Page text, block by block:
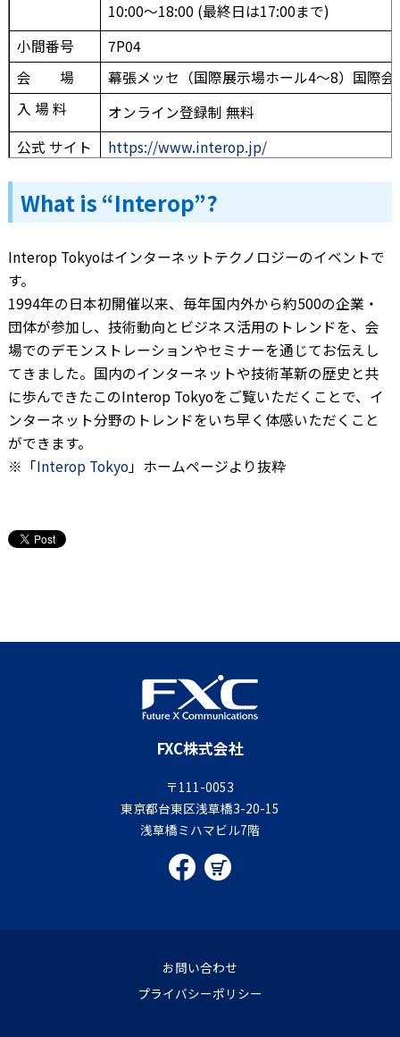
10:00～18:00 (最終日は17:00まで)
小間番号
7P04
会 場
幕張メッセ（国際展示場ホール4～8）国際会
入 場 料
オンライン登録制 無料
公式 サイト
https://www.interop.jp/
What is “Interop”?
Interop Tokyoはインターネットテクノロジーのイベントで
す。
1994年の日本初開催以来、毎年国内外から約500の企業・
団体が参加し、技術動向とビジネス活用のトレンドを、会
場でのデモンストレーションやセミナーを通じてお伝えし
てきました。国内のインターネットや技術革新の歴史と共
に歩んできたこのInterop Tokyoをご覧いただくことで、イ
ンターネット分野のトレンドをいち早く体感いただくこと
ができます。
※「Interop Tokyo」ホームページより抜粋
FXC株式会社
〒111-0053
東京都台東区浅草橋3-20-15
浅草橋ミハマビル7階
お問い合わせ
プライバシーポリシー